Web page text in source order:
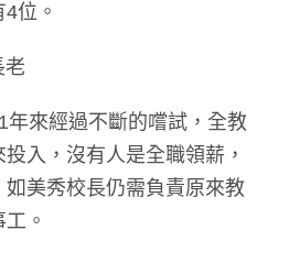
位。
老
年來經過不斷的嚐試，全教
入，沒有人是全職領薪，
美秀校長仍需負責原來教
。